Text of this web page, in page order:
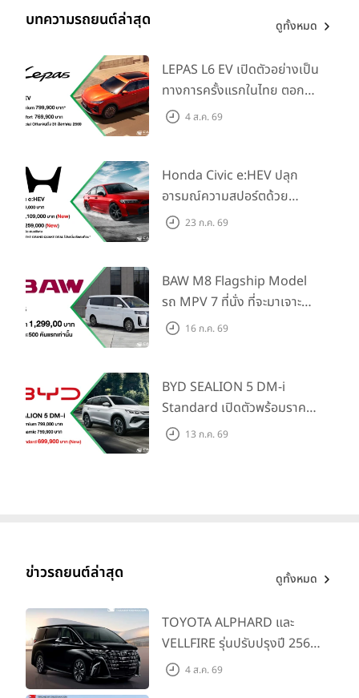
บทความรถยนต์ล่าสุด ดูทั้งหมด
LEPAS L6 EV เปิดตัวอย่างเป็น
ทางการครั้งแรกในไทย ตอกย้ำ
วิสัยทัศน์ “Drive Your
4 ส.ค. 69
Honda Civic e:HEV ปลุก
อารมณ์ความสปอร์ตด้วย
Honda S+ Shift ครั้งแรกใน
Traffic Monitor เพียงจอง
ภายใน 31 ก.ค. 2569 รับบัตร
น้ำมันมูลค่า 10,000 บาท
23 ก.ค. 69
BAW M8 Flagship Model
รถ MPV 7 ที่นั่ง ที่จะมาเจาะ
ตลาดครอบครัวและองค์กรยุค
แรก)
16 ก.ค. 69
BYD SEALION 5 DM-i
Standard เปิดตัวพร้อมราคา
คาดการณ์ 699,900 บาท รุ่น
13 ก.ค. 69
ข่าวรถยนต์ล่าสุด ดูทั้งหมด
TOYOTA ALPHARD และ
VELLFIRE รุ่นปรับปรุงปี 2569
พร้อมรุ่นย่อยใหม่ HEV
4 ส.ค. 69